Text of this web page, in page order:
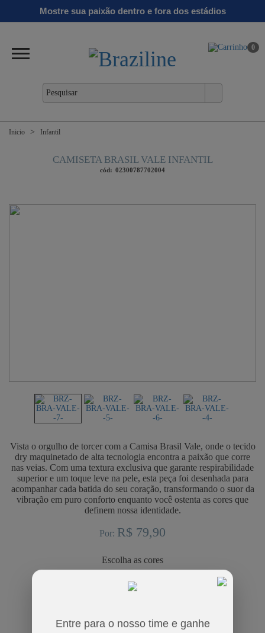
Entre para o nosso time e ganhe
Mostre sua paixão dentro e fora dos estádios
Clássicos
Linha
Gold
Verão
0
Inicio Infantil
CAMISETA BRASIL VALE INFANTIL
cód: 02300787702004
Vista o orgulho de torcer com a Camisa Brasil Vale, onde o tecido
dry maquinetado de alta tecnologia encontra a paixão que corre
nas veias. Com uma textura exclusiva que garante respirabilidade
superior e um toque leve na pele, esta peça foi desenhada para
acompanhar cada batida do seu coração, transformando o suor da
vibração em puro conforto enquanto você ostenta as cores que
definem nossa identidade.
Por: R$ 79,90
cores
4 6 8 10 12 14